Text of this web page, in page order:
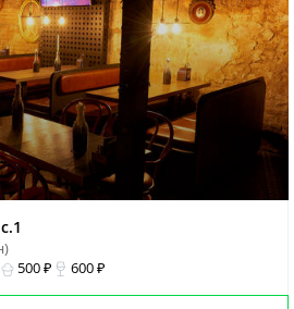
500 ₽ 600 ₽